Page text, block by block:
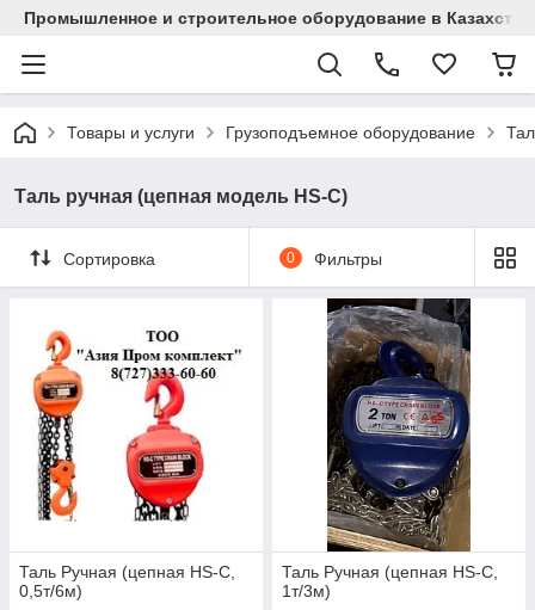
Промышленное и строительное оборудование в
Товары и услуги Грузоподъемное оборудование
Таль ручная (цепная модель HS-C)
Сортировка 0 Фильтры
Таль Ручная (цепная HS-C,
0,5т/6м)
Таль Ручная (цепная HS-C,
1т/3м)